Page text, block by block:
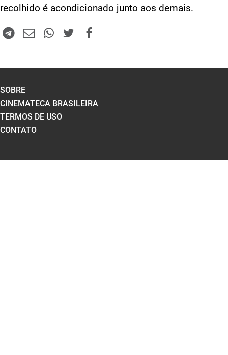
recolhido é acondicionado junto aos demais.
SOBRE
CINEMATECA BRASILEIRA
TERMOS DE USO
CONTATO